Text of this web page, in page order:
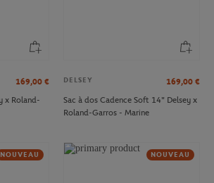
169,00 €
x Roland-
DELSEY 169,00 €
Sac à dos Cadence Soft 14" Delsey x
Roland-Garros - Marine
NOUVEAU NOUVEAU